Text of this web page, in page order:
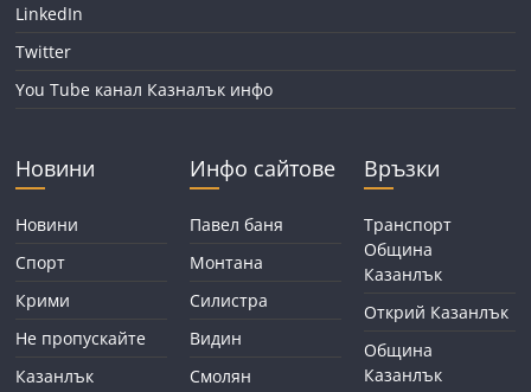
LinkedIn
Twitter
You Tube канал Казналък инфо
Новини
Новини
Спорт
Крими
Не пропускайте
Казанлък
Инфо сайтове
Павел баня
Монтана
Силистра
Видин
Смолян
Връзки
Транспорт
Община
Казанлък
Открий Казанлък
Община
Казанлък